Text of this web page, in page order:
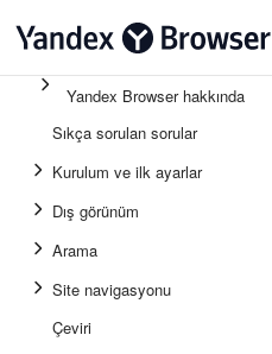
Yandex Browser hakkında
Sıkça sorulan sorular
Kurulum ve ilk ayarlar
Dış görünüm
Arama
Site navigasyonu
Çeviri